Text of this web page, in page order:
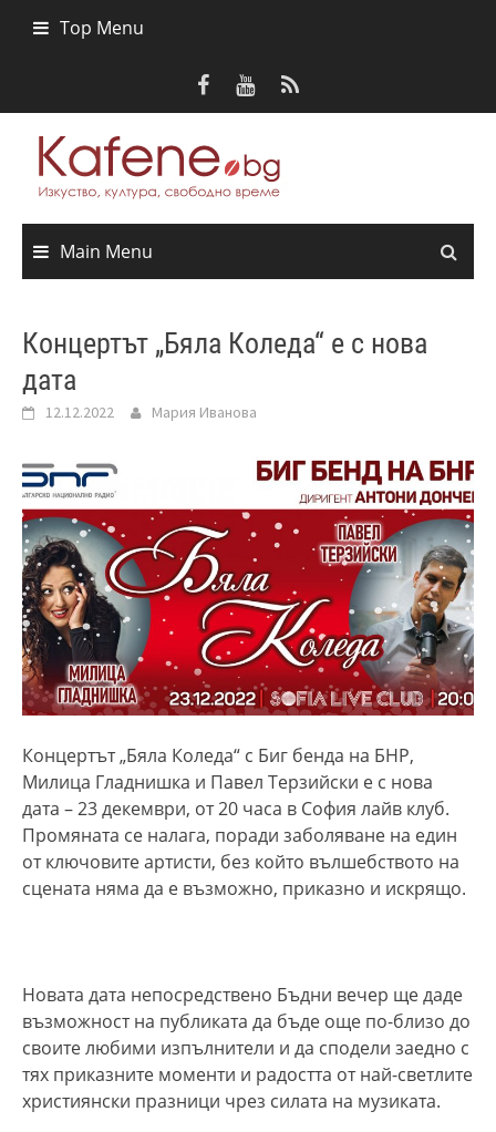
Top Menu
Main Menu
Концертът „Бяла Коледа“ е с нова
дата
12.12.2022 Мария Иванова
Концертът „Бяла Коледа“ с Биг бенда на БНР,
Милица Гладнишка и Павел Терзийски е с нова
дата – 23 декември, от 20 часа в София лайв клуб.
Промяната се налага, поради заболяване на един
от ключовите артисти, без който вълшебството на
сцената няма да е възможно, приказно и искрящо.
Новата дата непосредствено Бъдни вечер ще даде
възможност на публиката да бъде още по-близо до
своите любими изпълнители и да сподели заедно с
тях приказните моменти и радостта от най-светлите
християнски празници чрез силата на музиката.